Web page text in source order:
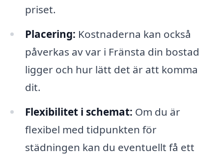
priset.
Placering: Kostnaderna kan också
påverkas av var i Fränsta din bostad
ligger och hur lätt det är att komma
dit.
Flexibilitet i schemat: Om du är
flexibel med tidpunkten för
städningen kan du eventuellt få ett